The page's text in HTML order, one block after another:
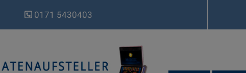
0171 5430403